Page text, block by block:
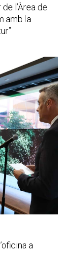
l’Àrea de
amb la
a